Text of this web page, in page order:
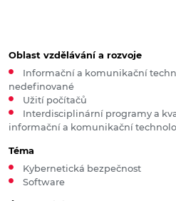
Oblast vzdělávání a rozvoje
Informační a komunikační
nedefinované
Užití počítačů
Interdisciplinární programy a
informační a komunikační
Téma
Kybernetická bezpečnost
Software